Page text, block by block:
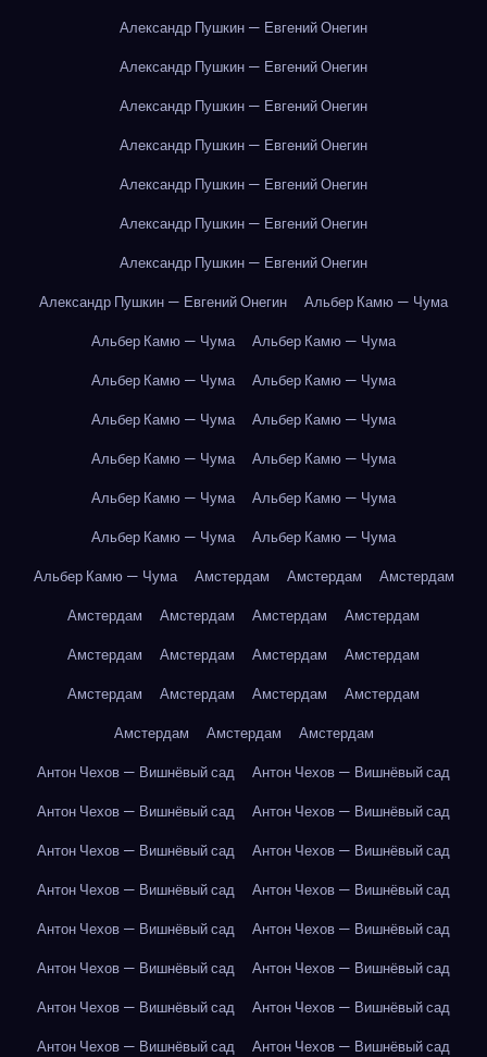
Александр Пушкин — Евгений Онегин
Александр Пушкин — Евгений Онегин
Александр Пушкин — Евгений Онегин
Александр Пушкин — Евгений Онегин
Александр Пушкин — Евгений Онегин
Александр Пушкин — Евгений Онегин
Александр Пушкин — Евгений Онегин
Александр Пушкин — Евгений Онегин
Альбер Камю — Чума
Альбер Камю — Чума
Альбер Камю — Чума
Альбер Камю — Чума
Альбер Камю — Чума
Альбер Камю — Чума
Альбер Камю — Чума
Альбер Камю — Чума
Альбер Камю — Чума
Альбер Камю — Чума
Альбер Камю — Чума
Альбер Камю — Чума
Альбер Камю — Чума
Альбер Камю — Чума
Амстердам Амстердам
Амстердам
Амстердам
Амстердам Амстердам
Амстердам
Амстердам
Амстердам Амстердам
Амстердам
Амстердам
Амстердам Амстердам
Амстердам
Амстердам
Амстердам
Амстердам
Антон Чехов — Вишнёвый сад
Антон Чехов — Вишнёвый сад
Антон Чехов — Вишнёвый сад
Антон Чехов — Вишнёвый сад
Антон Чехов — Вишнёвый сад
Антон Чехов — Вишнёвый сад
Антон Чехов — Вишнёвый сад
Антон Чехов — Вишнёвый сад
Антон Чехов — Вишнёвый сад
Антон Чехов — Вишнёвый сад
Антон Чехов — Вишнёвый сад
Антон Чехов — Вишнёвый сад
Антон Чехов — Вишнёвый сад
Антон Чехов — Вишнёвый сад
Антон Чехов — Вишнёвый сад
Антон Чехов — Вишнёвый сад